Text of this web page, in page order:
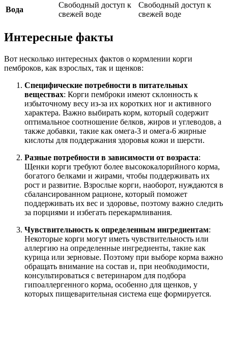
Вода
Свободный доступ к
свежей воде
Свободный доступ к
свежей воде
Интересные факты
Вот несколько интересных фактов о кормлении корги
пемброков, как взрослых, так и щенков:
Специфические потребности в питательных
веществах: Корги пемброки имеют склонность к
избыточному весу из-за их коротких ног и активного
характера. Важно выбирать корм, который содержит
оптимальное соотношение белков, жиров и углеводов, а
также добавки, такие как омега-3 и омега-6 жирные
кислоты для поддержания здоровья кожи и шерсти.
Разные потребности в зависимости от возраста:
Щенки корги требуют более высококалорийного корма,
богатого белками и жирами, чтобы поддерживать их
рост и развитие. Взрослые корги, наоборот, нуждаются в
сбалансированном рационе, который поможет
поддерживать их вес и здоровье, поэтому важно следить
за порциями и избегать перекармливания.
Чувствительность к определенным ингредиентам:
Некоторые корги могут иметь чувствительность или
аллергию на определенные ингредиенты, такие как
курица или зерновые. Поэтому при выборе корма важно
обращать внимание на состав и, при необходимости,
консультироваться с ветеринаром для подбора
гипоаллергенного корма, особенно для щенков, у
которых пищеварительная система еще формируется.